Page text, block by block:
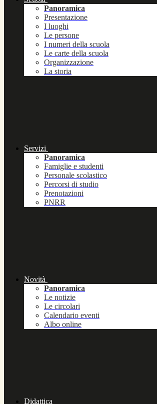
Panoramica
Presentazione
I luoghi
Le persone
I numeri della scuola
Le carte della scuola
Organizzazione
La storia
Servizi
Panoramica
Famiglie e studenti
Personale scolastico
Percorsi di studio
Prenotazioni
PNRR
Novità
Panoramica
Le notizie
Le circolari
Calendario eventi
Albo online
Didattica